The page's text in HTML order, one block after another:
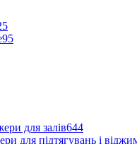
95
для залів644
для підтягувань і